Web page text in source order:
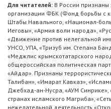
Для читателей: В России
организации ФБК (Фонд борьбы с
Штабы Навального, «Национал-
Иеговы», «Армия воли народа»,
«Движение против нелегальной
УНСО, УПА, «Тризуб им. Степана
«Меджлис крымскотатарского
общероссийская политическая
«Айдар». Признаны
Талибан», «Имарат Кавказ»,
Джебхад-ан-Нусра, «АУМ Синрике»,
странах исламского Магриба»,
нежелательной деятельность